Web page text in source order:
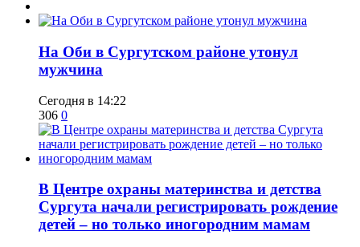
​На Оби в Сургутском районе утонул
мужчина
Сегодня в 14:22
306 0
​В Центре охраны материнства и детства
Сургута начали регистрировать рождение
детей – но только иногородним мамам